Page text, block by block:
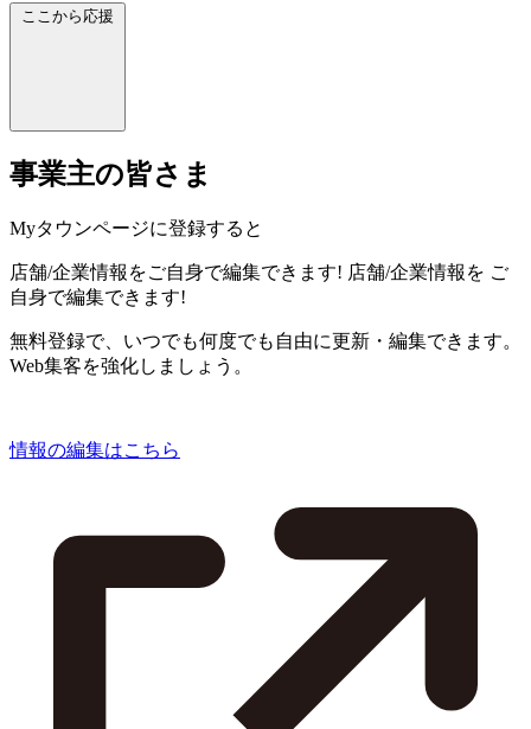
ここから応援
事業主の皆さま
Myタウンページに登録すると
店舗/企業情報をご自身で編集できます! 店舗/企業情報を ご
自身で編集できます!
無料登録で、いつでも何度でも自由に更新・編集できます。
Web集客を強化しましょう。
情報の編集はこちら